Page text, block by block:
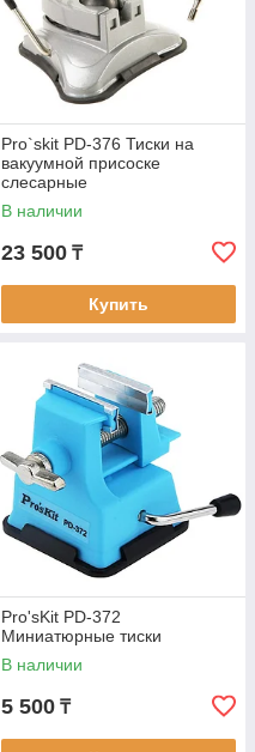
Pro`skit PD-376 Тиски на
вакуумной присоске
слесарные
В наличии
23 500 ₸
Купить
Pro'sKit PD-372
Миниатюрные тиски
В наличии
5 500 ₸